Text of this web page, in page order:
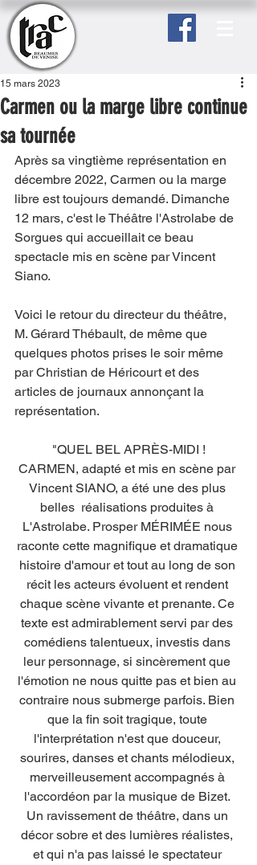
Carmen ou la marge libre continue
sa tournée
15 mars 2023
Après sa vingtième représentation en
décembre 2022, Carmen ou la marge
libre est toujours demandé. Dimanche
12 mars, c'est le Théâtre l'Astrolabe de
Sorgues qui accueillait ce beau
spectacle mis en scène par Vincent
Siano.
Voici le retour du directeur du théâtre,
M. Gérard Thébault, de même que
quelques photos prises le soir même
par Christian de Héricourt et des
articles de journaux annonçant la
représentation.
"QUEL BEL APRÈS-MIDI !
CARMEN, adapté et mis en scène par
Vincent SIANO, a été une des plus
belles  réalisations produites à
L'Astrolabe. Prosper MÉRIMÉE nous
raconte cette magnifique et dramatique
histoire d'amour et tout au long de son
récit les acteurs évoluent et rendent
chaque scène vivante et prenante. Ce
texte est admirablement servi par des
comédiens talentueux, investis dans
leur personnage, si sincèrement que
l'émotion ne nous quitte pas et bien au
contraire nous submerge parfois. Bien
que la fin soit tragique, toute
l'interprétation n'est que douceur,
sourires, danses et chants mélodieux,
merveilleusement accompagnés à
l'accordéon par la musique de Bizet.
Un ravissement de théâtre, dans un
décor sobre et des lumières réalistes,
et qui n'a pas laissé le spectateur